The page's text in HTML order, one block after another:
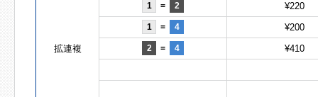
拡連複
1 = 2 ¥220
1 = 4 ¥200
2 = 4 ¥410